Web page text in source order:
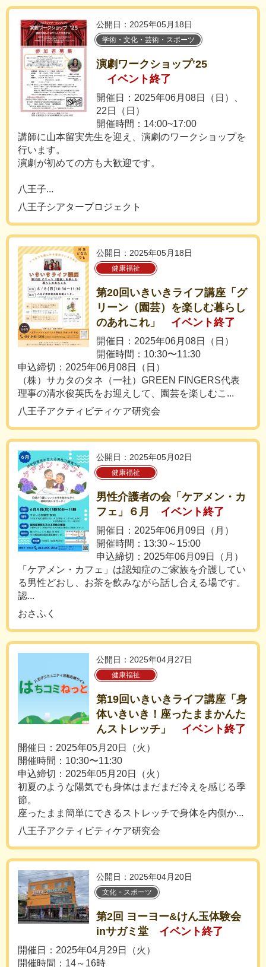
公開日：2025年05月18日
学術・文化・芸術・スポーツ
演劇ワークショップ‛25
イベント終了
開催日：2025年06月08日（日）、
22日（日）
開催時間：14:00~17:00
講師に山本留実先生を迎え、演劇のワークショップを
行います。
演劇が初めての方も大歓迎です。
八王子...
八王子シアタープロジェクト
公開日：2025年05月18日
健康福祉
第20回いきいきライフ講座「グ
リーン（園芸）を楽しむ暮らし
のあれこれ」
イベント終了
開催日：2025年06月08日（日）
開催時間：10:30〜11:30
申込締切：2025年06月08日（日）
（株）サカタのタネ（一社）GREEN FINGERS代表
理事の清水俊英氏をお迎えして、園芸を楽しむこ...
八王子アクティビティケア研究会
公開日：2025年05月02日
健康福祉
男性介護者の会「ケアメン・カ
フェ」６月
イベント終了
開催日：2025年06月09日（月）
開催時間：13:30～15:00
申込締切：2025年06月09日（月）
「ケアメン・カフェ」は認知症のご家族を介護してい
る男性どおし、お茶を飲みながら話し合える場です。
認...
おさふく
公開日：2025年04月27日
健康福祉
第19回いきいきライフ講座「身
体いきいき！座ったままかんた
んストレッチ」
イベント終了
開催日：2025年05月20日（火）
開催時間：10:30〜11:30
申込締切：2025年05月20日（火）
初夏のような陽気でも身体はまだまだ冷えを感じる季
節。
座ったまま簡単にできるストレッチで身体を内側か...
八王子アクティビティケア研究会
公開日：2025年04月20日
文化・スポーツ
第2回 ヨーヨー&けん玉体験会
inサガミ堂
イベント終了
開催日：2025年04月29日（火）
開催時間：14～16時